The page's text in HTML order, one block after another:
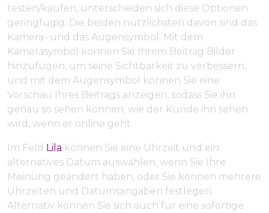
testen/kaufen, unterscheiden sich diese Optionen
geringfügig. Die beiden nützlichsten davon sind das
Kamera- und das Augensymbol. Mit dem
Kamerasymbol können Sie Ihrem Beitrag Bilder
hinzufügen, um seine Sichtbarkeit zu verbessern,
und mit dem Augensymbol können Sie eine
Vorschau Ihres Beitrags anzeigen, sodass Sie ihn
genau so sehen können, wie der Kunde ihn sehen
wird, wenn er online geht.
Im Feld Lila können Sie eine Uhrzeit und ein
alternatives Datum auswählen, wenn Sie Ihre
Meinung geändert haben, oder Sie können mehrere
Uhrzeiten und Datumsangaben festlegen.
Alternativ können Sie sich auch für eine sofortige